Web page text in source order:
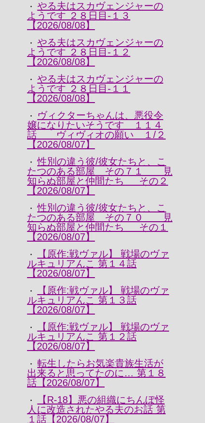
・
やる夫はスカヴェンジャーの
ようです ２８日目-１３
【2026/08/08】
・
やる夫はスカヴェンジャーの
ようです ２８日目-１２
【2026/08/08】
・
やる夫はスカヴェンジャーの
ようです ２８日目-１１
【2026/08/08】
・
ヴィクターちゃんは、悪役令
嬢になりたいそうです １１４
話 ヴィヴィオの願い １/２
【2026/08/07】
・
性別の違う彼/彼女たちと、こ
たつのある部屋 その７１ 見
知らぬ部屋と仲間たち その２
【2026/08/07】
・
性別の違う彼/彼女たちと、こ
たつのある部屋 その７０ 見
知らぬ部屋と仲間たち その１
【2026/08/07】
・
【原作:戦ヴァル】 戦場のヴァ
ルキュリアんこ 第１４話
【2026/08/07】
・
【原作:戦ヴァル】 戦場のヴァ
ルキュリアんこ 第１３話
【2026/08/07】
・
【原作:戦ヴァル】 戦場のヴァ
ルキュリアんこ 第１２話
【2026/08/07】
・
転生したらお気楽貴族生活が
出来ると思ってたのに… 第１８
話【2026/08/07】
・
【R-18】悪の組織にちんぽ怪
人に改造されたやる夫のお話 第
１話【2026/08/07】